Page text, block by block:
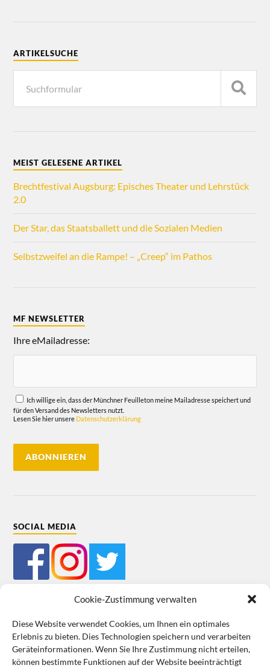
Cookie-Zustimmung verwalten
Diese Website verwendet Cookies, um Ihnen ein optimales
Erlebnis zu bieten. Dies Technologien speichern und verarbeiten
Geräteinformationen. Wenn Sie Ihre Zustimmung nicht erteilen,
können bestimmte Funktionen auf der Website beeinträchtigt
ARTIKELSUCHE
MEIST GELESENE ARTIKEL
Brechtfestival Augsburg: Episches Theater und Lehrstück
2.0
Der Star, das Staatsballett und die Sozialen Medien
Selbstzweifel an die Rampe! – „Creep“ im Pathos
MF NEWSLETTER
Ihre eMailadresse:
Ich willige ein, dass der Münchner Feuilleton meine Mailadresse speichert und
für den Versand des Newsletters nutzt.
Lesen Sie hier unsere Datenschutzerklärung
SOCIAL MEDIA
Impressum Datenschutz Cookie-Richtlinie (EU) AGB